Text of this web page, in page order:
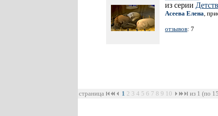
из серии
Асеева Елена,
отзывов: 7
страница 1 2 3 4 5 6 7 8 9 10 из 1 (по